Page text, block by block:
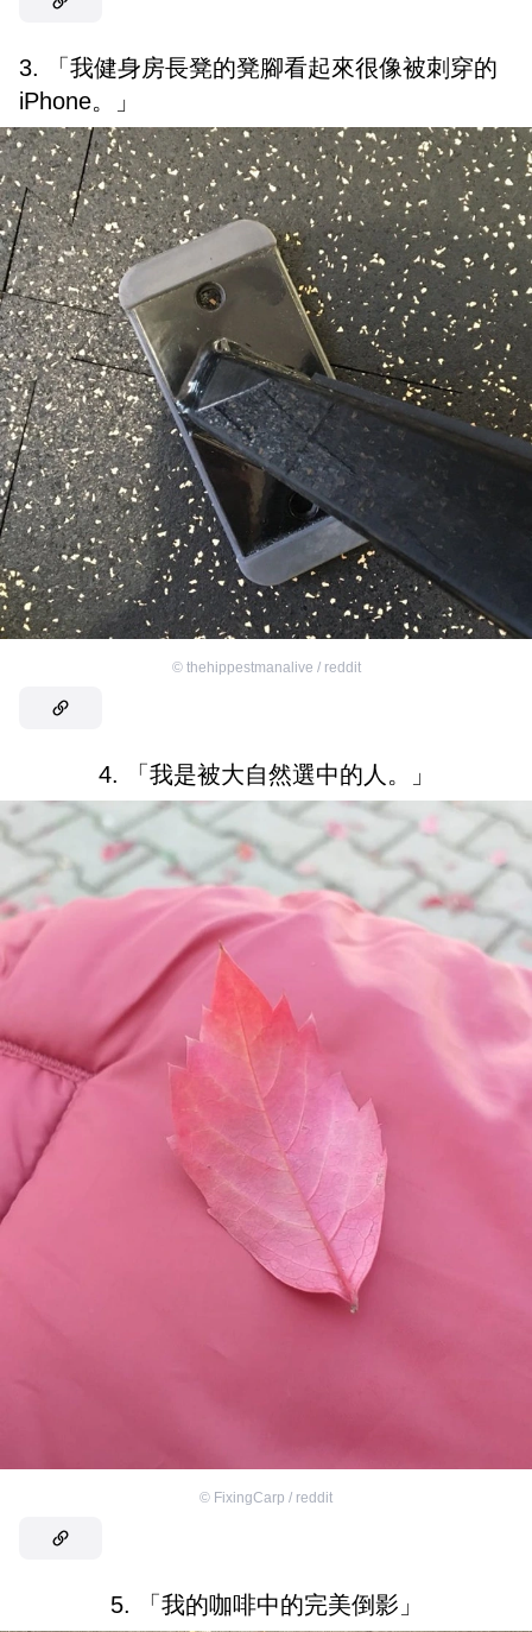
3. 「我健身房長凳的凳腳看起來很像被刺穿的
iPhone。」
© thehippestmanalive / reddit
4. 「我是被大自然選中的人。」
© FixingCarp / reddit
5. 「我的咖啡中的完美倒影」